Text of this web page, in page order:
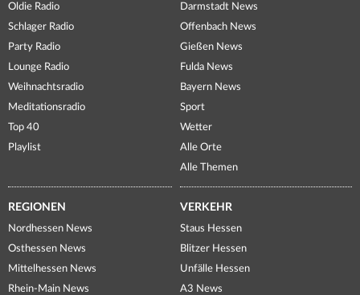
Oldie Radio
Schlager Radio
Party Radio
Lounge Radio
Weihnachtsradio
Meditationsradio
Top 40
Playlist
Darmstadt News
Offenbach News
Gießen News
Fulda News
Bayern News
Sport
Wetter
Alle Orte
Alle Themen
REGIONEN
Nordhessen News
Osthessen News
Mittelhessen News
Rhein-Main News
VERKEHR
Staus Hessen
Blitzer Hessen
Unfälle Hessen
A3 News